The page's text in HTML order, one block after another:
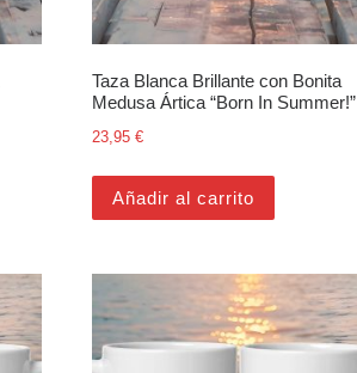
Taza Blanca Brillante con Bonita
Medusa Ártica “Born In Summer!”
23,95 €
Añadir al carrito